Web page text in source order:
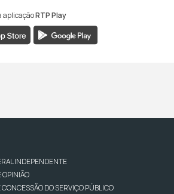
Madeira
aplicaçãoRTP Play
INDEPENDENTE
OPINIÃO
DO SERVIÇO PÚBLICO